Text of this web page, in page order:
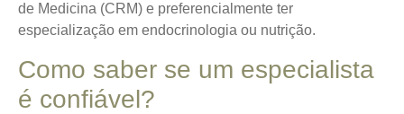
de Medicina (CRM) e preferencialmente ter
especialização em endocrinologia ou nutrição.
Como saber se um especialista
é confiável?